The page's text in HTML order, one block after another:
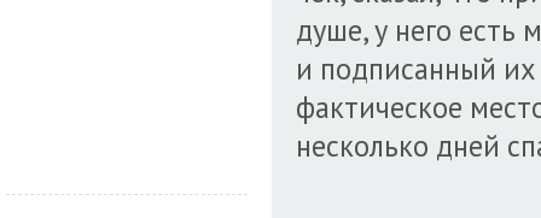
душе, у него есть
и подписанный
фактическое
несколько дней